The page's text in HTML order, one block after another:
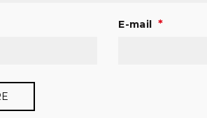
E-mail *